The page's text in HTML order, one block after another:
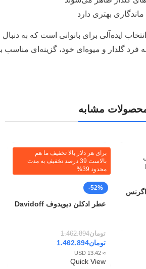
بهتری دارد
انتخاب ایده‌آلی برای بانوانی است که به
فرد گلدار و میوه‌ای خود، گزینه‌ای
مشابه
فراگرنس
برای هر دلار بالا تخفیف ما هم
بالاست 39 درصد تخفیف به مدت
محدود 39%
-52%
عطر ادکلن دیویدوف Davidoff
تومان1.462.894
تومان1.462.894
≈ 13.42 USD
Quick View